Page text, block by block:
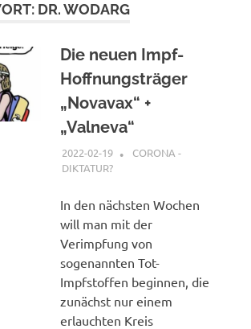
DR. WODARG
Die neuen Impf-
Hoffnungsträger
„Novavax“ +
„Valneva“
2022-02-19 XX
CORONA -
DIKTATUR?
In den nächsten Wochen
will man mit der
Verimpfung von
sogenannten Tot-
Impfstoffen beginnen, die
zunächst nur einem
erlauchten Kreis